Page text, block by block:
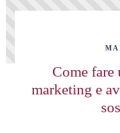
Come fare
marketing e